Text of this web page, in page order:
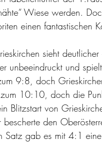
Wiese werden.
einen fantastischen
sieht
unbeeindruckt und
9:8, doch
10:10, doch die
Blitzstart von
bescherte den
gab es mit 4:1